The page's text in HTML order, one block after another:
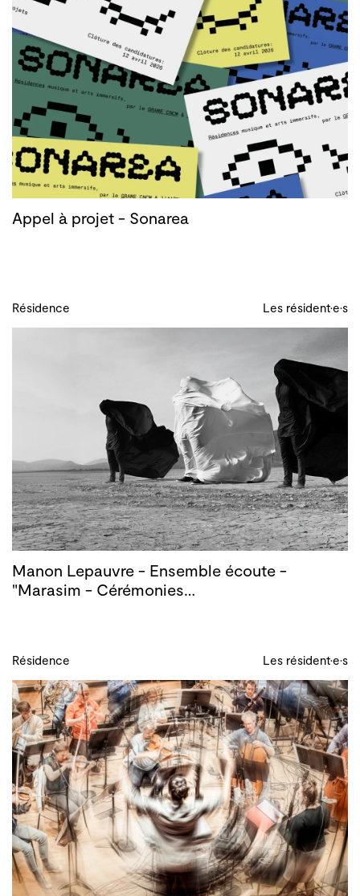
Appel à projet - Sonarea
Résidence Les résident·e·s
Manon Lepauvre - Ensemble écoute -
"Marasim - Cérémonies…
Résidence Les résident·e·s